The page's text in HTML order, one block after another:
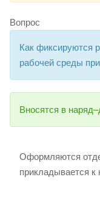
Вопрос
Как фиксируются
рабочей среды
Вносятся в
Оформляются
прикладывается к